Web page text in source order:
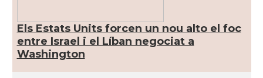
Els Estats Units forcen un nou alto el foc
entre Israel i el Líban negociat a
Washington